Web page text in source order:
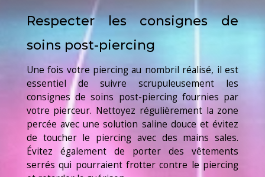
Respecter les consignes de
soins post-piercing
Une fois votre piercing au nombril réalisé, il est
essentiel de suivre scrupuleusement les
consignes de soins post-piercing fournies par
votre pierceur. Nettoyez régulièrement la zone
percée avec une solution saline douce et évitez
de toucher le piercing avec des mains sales.
Évitez également de porter des vêtements
serrés qui pourraient frotter contre le piercing